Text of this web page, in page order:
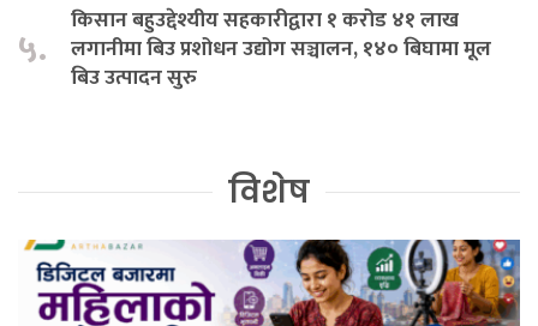
५.
किसान बहुउद्देश्यीय सहकारीद्वारा १ करोड ४१ लाख
लगानीमा बिउ प्रशोधन उद्योग सञ्चालन, १४० बिघामा मूल
बिउ उत्पादन सुरु
विशेष